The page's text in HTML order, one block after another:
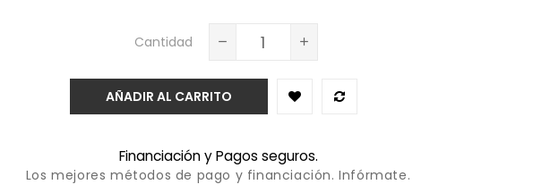
Cantidad
AÑADIR AL CARRITO
Financiación y Pagos seguros.
Los mejores métodos de pago y financiación. Infórmate.